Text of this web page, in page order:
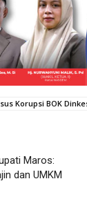
Korupsi BOK
Maros:
dan UMKM